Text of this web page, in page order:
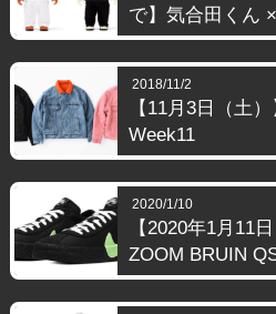
で】気合田くん
2018/11/2
【11月3日（土
Week11
2020/1/10
【2020年1月11
ZOOM BRUIN